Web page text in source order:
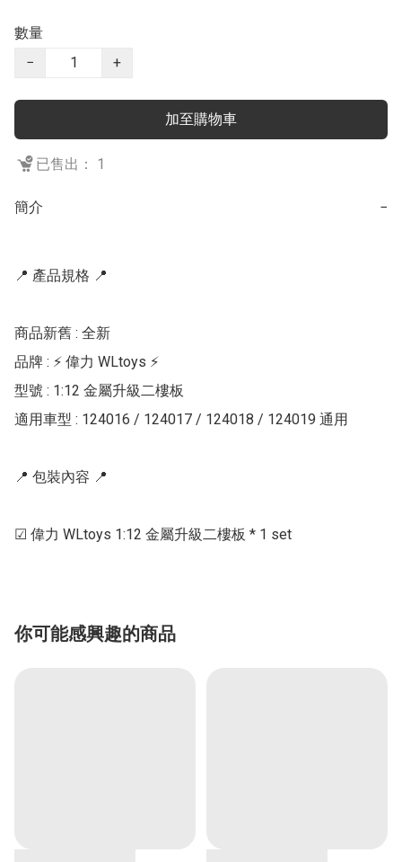
數量
−
+
加至購物車
已售出： 1
簡介 −
📍 產品規格 📍
商品新舊 : 全新
品牌 : ⚡ 偉力 WLtoys ⚡
型號 : 1:12 金屬升級二樓板
適用車型 : 124016 / 124017 / 124018 / 124019 通用
📍 包裝內容 📍
☑ 偉力 WLtoys 1:12 金屬升級二樓板 * 1 set
你可能感興趣的商品